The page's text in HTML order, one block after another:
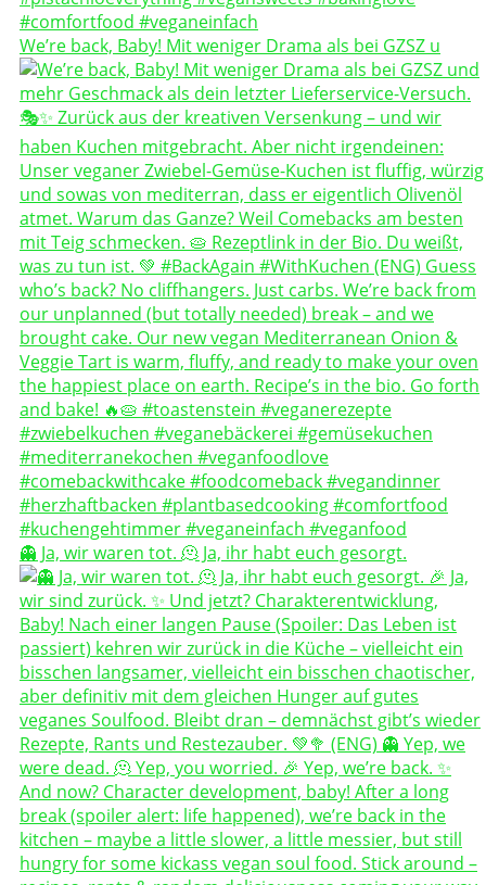
We’re back, Baby! Mit weniger Drama als bei GZSZ u
👻 Ja, wir waren tot. 🫠 Ja, ihr habt euch gesorgt.